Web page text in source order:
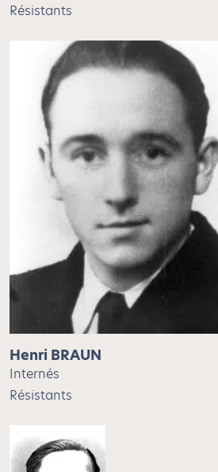
Résistants
Henri BRAUN
Internés
Résistants